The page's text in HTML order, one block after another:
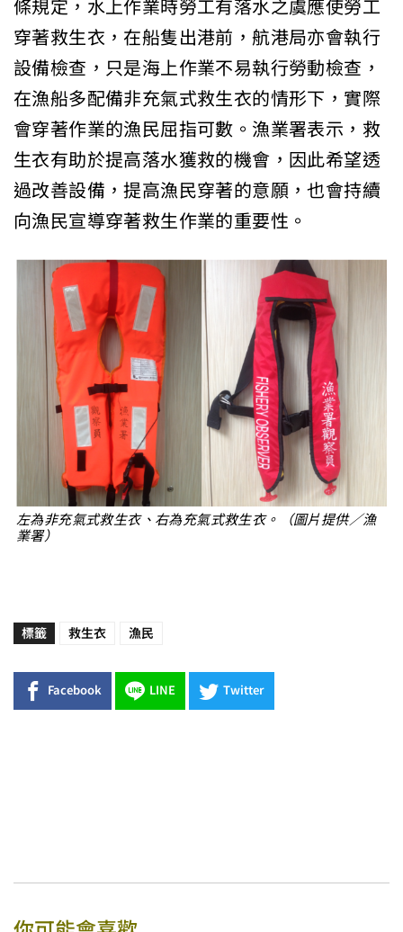
穿著救生衣，在船隻出港前，航港局亦會執行
設備檢查，只是海上作業不易執行勞動檢查，
在漁船多配備非充氣式救生衣的情形下，實際
會穿著作業的漁民屈指可數。漁業署表示，救
生衣有助於提高落水獲救的機會，因此希望透
過改善設備，提高漁民穿著的意願，也會持續
向漁民宣導穿著救生作業的重要性。
左為非充氣式救生衣、右為充氣式救生衣。（圖片提供／漁
業署）
標籤 救生衣 漁民
Facebook LINE Twitter